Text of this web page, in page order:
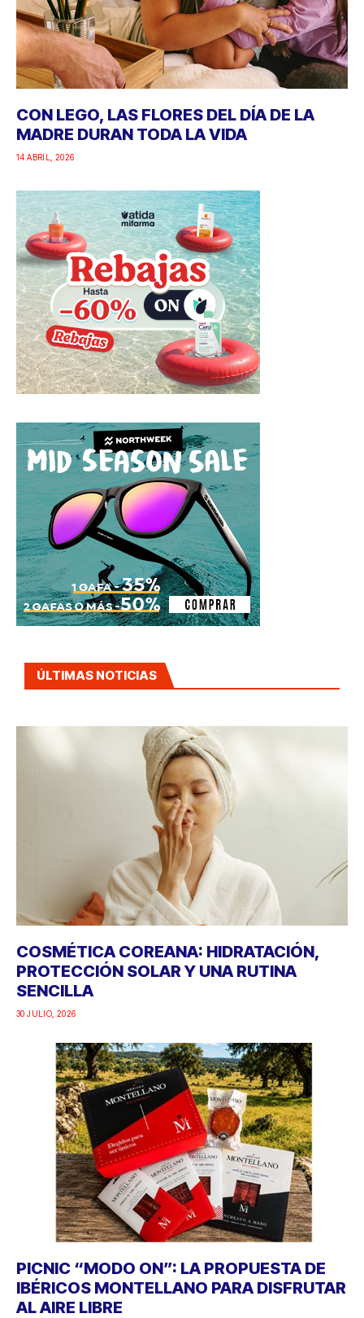
CON LEGO, LAS FLORES DEL DÍA DE LA
MADRE DURAN TODA LA VIDA
14 ABRIL, 2026
ÚLTIMAS NOTICIAS
COSMÉTICA COREANA: HIDRATACIÓN,
PROTECCIÓN SOLAR Y UNA RUTINA
SENCILLA
30 JULIO, 2026
PICNIC “MODO ON”: LA PROPUESTA DE
IBÉRICOS MONTELLANO PARA DISFRUTAR
AL AIRE LIBRE